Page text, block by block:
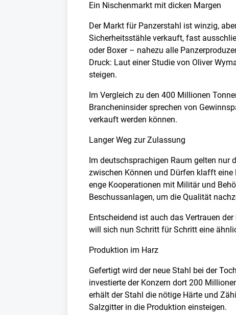
Ein Nischenmarkt mit dicken Margen
Der Markt für Panzerstahl ist winzig,
Sicherheitsstähle verkauft, fast
oder Boxer – nahezu alle
Druck: Laut einer Studie von Oliver
steigen.
Im Vergleich zu den 400 Millionen
Brancheninsider sprechen von
verkauft werden können.
Langer Weg zur Zulassung
Im deutschsprachigen Raum gelten nur
zwischen Können und Dürfen klafft
enge Kooperationen mit Militär und
Beschussanlagen, um die Qualität
Entscheidend ist auch das Vertrauen
will sich nun Schritt für Schritt eine
Produktion im Harz
Gefertigt wird der neue Stahl bei der
investierte der Konzern dort 200
erhält der Stahl die nötige Härte und
Salzgitter in die Produktion einsteigen.